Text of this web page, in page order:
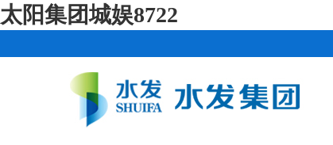
太阳集团城娱8722